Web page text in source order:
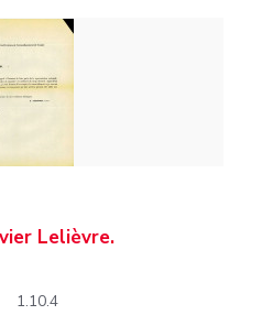
Lelièvre.
1.10.4